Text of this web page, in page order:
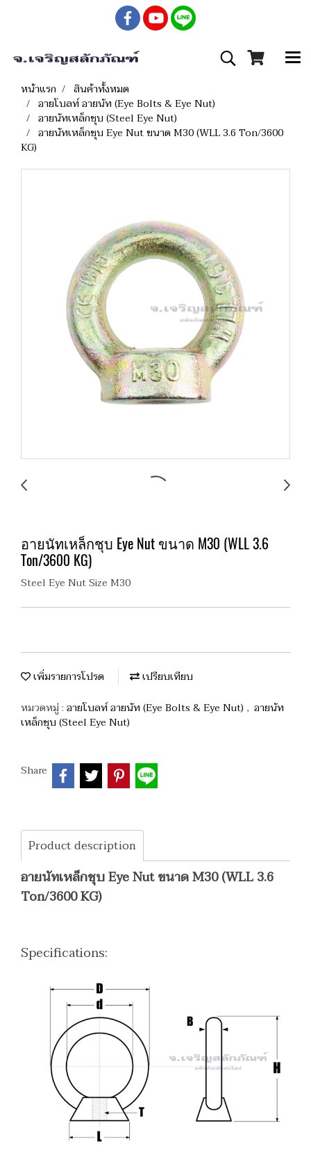
หน้าแรก
สินค้าทั้งหมด
อายโบลท์ อายนัท (Eye Bolts & Eye Nut)
อายนัทเหล็กชุบ (Steel Eye Nut)
อายนัทเหล็กชุบ Eye Nut ขนาด M30 (WLL 3.6 Ton/3600
KG)
อายนัทเหล็กชุบ Eye Nut ขนาด M30 (WLL 3.6
Ton/3600 KG)
Steel Eye Nut Size M30
เพิ่มรายการโปรด
เปรียบเทียบ
หมวดหมู่ : อายโบลท์ อายนัท (Eye Bolts & Eye Nut) , อายนัท
เหล็กชุบ (Steel Eye Nut)
Share
Product description
อายนัทเหล็กชุบ Eye Nut ขนาด M30 (WLL 3.6
Ton/3600 KG)
Specifications: